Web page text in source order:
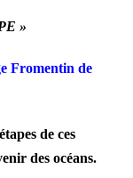
»
Fromentin de
de ces
des océans.